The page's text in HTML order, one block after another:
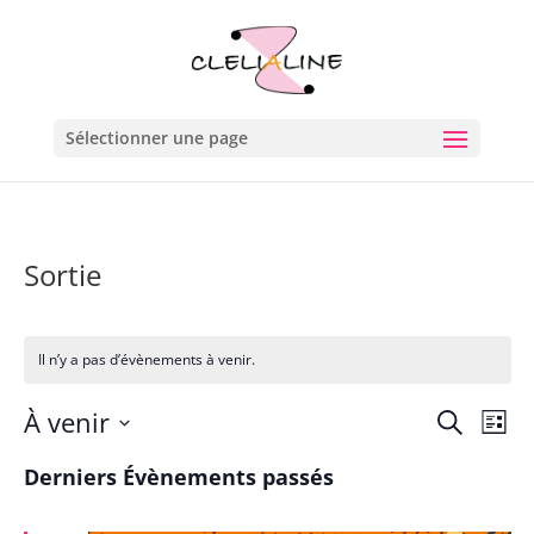
Sélectionner une page
Sortie
Il n’y a pas d’évènements à venir.
Recherche
de
Liste
À venir
une
Derniers Évènements passés